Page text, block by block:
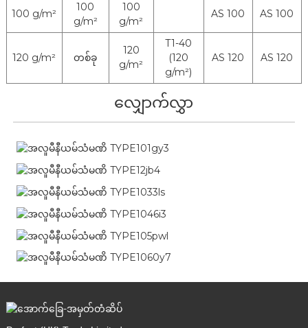
100 g/m²
100
g/m²
100
g/m²
AS 100 AS 100
120 g/m² တစ်ခု
120
g/m²
T1-40
(120
g/m²)
AS 120 AS 120
လျှောက်လွှာ